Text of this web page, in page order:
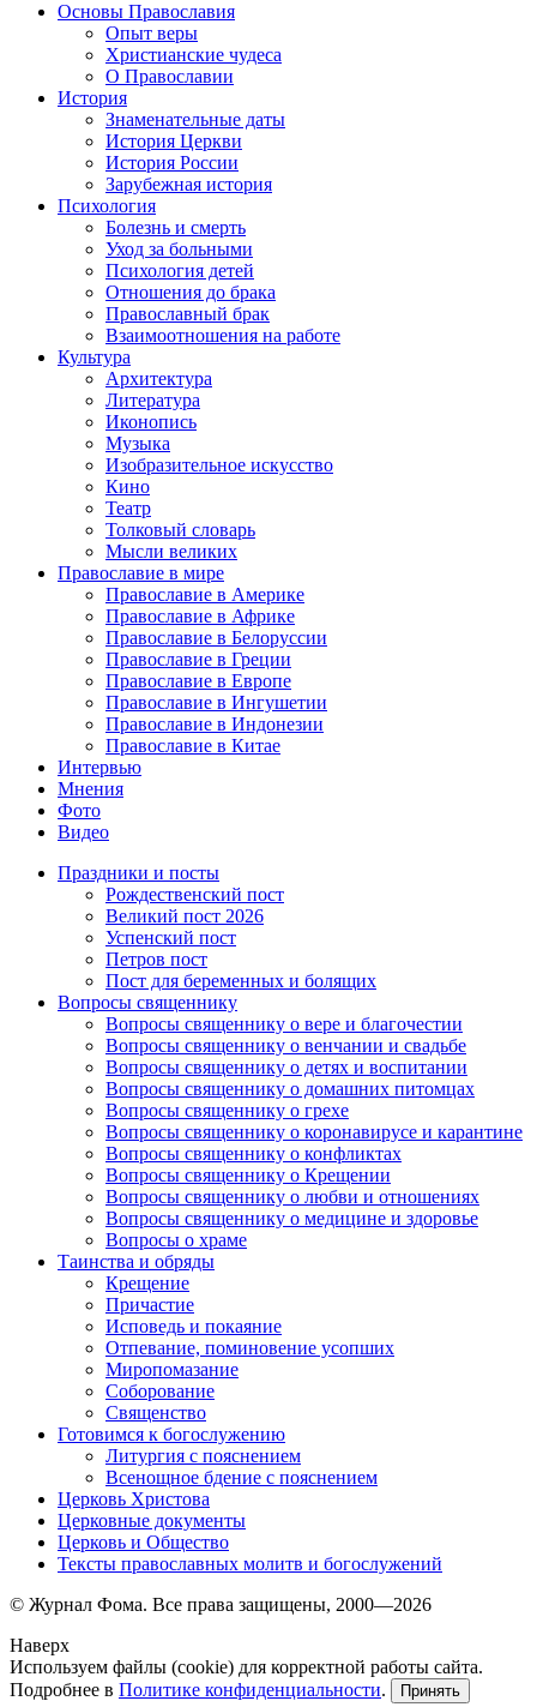
Основы Православия
Опыт веры
Христианские чудеса
О Православии
История
Знаменательные даты
История Церкви
История России
Зарубежная история
Психология
Болезнь и смерть
Уход за больными
Психология детей
Отношения до брака
Православный брак
Взаимоотношения на работе
Культура
Архитектура
Литература
Иконопись
Музыка
Изобразительное искусство
Кино
Театр
Толковый словарь
Мысли великих
Православие в мире
Православие в Америке
Православие в Африке
Православие в Белоруссии
Православие в Греции
Православие в Европе
Православие в Ингушетии
Православие в Индонезии
Православие в Китае
Интервью
Мнения
Фото
Видео
Праздники и посты
Рождественский пост
Великий пост 2026
Успенский пост
Петров пост
Пост для беременных и болящих
Вопросы священнику
Вопросы священнику о вере и благочестии
Вопросы священнику о венчании и свадьбе
Вопросы священнику о детях и воспитании
Вопросы священнику о домашних питомцах
Вопросы священнику о грехе
Вопросы священнику о коронавирусе и карантине
Вопросы священнику о конфликтах
Вопросы священнику о Крещении
Вопросы священнику о любви и отношениях
Вопросы священнику о медицине и здоровье
Вопросы о храме
Таинства и обряды
Крещение
Причастие
Исповедь и покаяние
Отпевание, поминовение усопших
Миропомазание
Соборование
Священство
Готовимся к богослужению
Литургия с пояснением
Всенощное бдение с пояснением
Церковь Христова
Церковные документы
Церковь и Общество
Тексты православных молитв и богослужений
© Журнал Фома. Все права защищены, 2000—2026
Наверх
Используем файлы (cookie) для корректной работы сайта.
Подробнее в Политике конфиденциальности. Принять